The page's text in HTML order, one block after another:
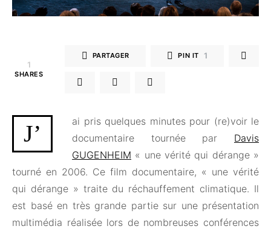
1
SHARES
PARTAGER PIN IT 1
J’
ai pris quelques minutes pour (re)voir le
documentaire tournée par Davis
GUGENHEIM « une vérité qui dérange »
tourné en 2006. Ce film documentaire, « une vérité
qui dérange » traite du réchauffement climatique. Il
est basé en très grande partie sur une présentation
multimédia réalisée lors de nombreuses conférences